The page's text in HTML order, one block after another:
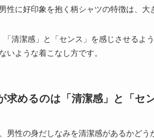
性に好印象を抱く柄シャツの特徴は、大
「清潔感」と「センス」を感じさせるよ
いような着こなし方です。
求めるのは「清潔感」と「セ
男性の身だしなみを清潔感があるかどう